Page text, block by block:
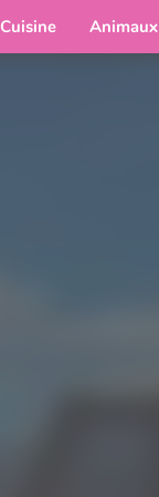
Cuisine Animaux